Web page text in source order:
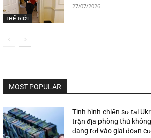
THẾ GIỚI
27/07/2026
MOST POPULAR
Tình hình chiến sự tại
trận địa phòng thủ
đang rơi vào giai đoạn